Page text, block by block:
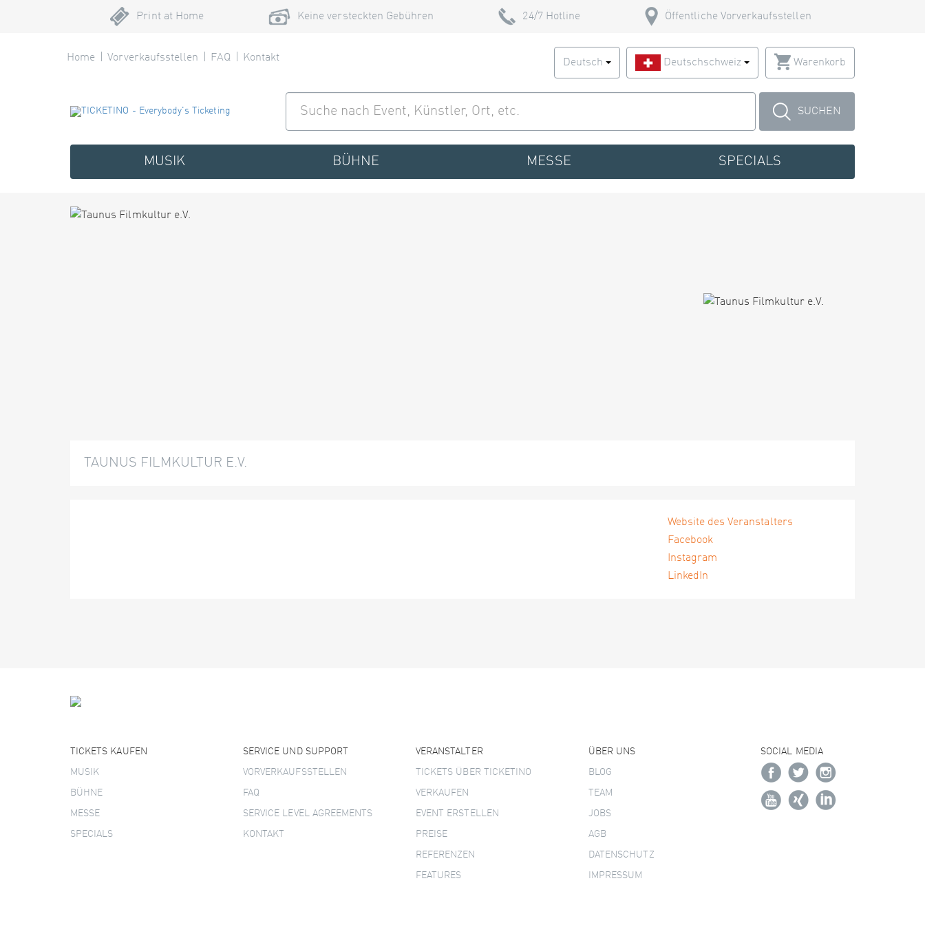
Print at Home Keine versteckten Gebühren 24/7 Hotline Öffentliche Vorverkaufsstellen
Home Vorverkaufsstellen FAQ Kontakt Deutsch Deutschschweiz Warenkorb
SUCHEN
MUSIK BÜHNE MESSE SPECIALS
TAUNUS FILMKULTUR E.V.
Website des Veranstalters
Facebook
Instagram
LinkedIn
TICKETS KAUFEN
MUSIK
BÜHNE
MESSE
SPECIALS
SERVICE UND SUPPORT
VORVERKAUFSSTELLEN
FAQ
SERVICE LEVEL AGREEMENTS
KONTAKT
VERANSTALTER
TICKETS ÜBER TICKETINO
VERKAUFEN
EVENT ERSTELLEN
PREISE
REFERENZEN
FEATURES
ÜBER UNS
BLOG
TEAM
JOBS
AGB
DATENSCHUTZ
IMPRESSUM
SOCIAL MEDIA